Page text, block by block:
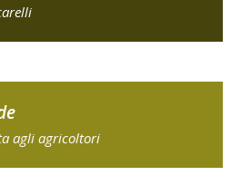
agli agricoltori